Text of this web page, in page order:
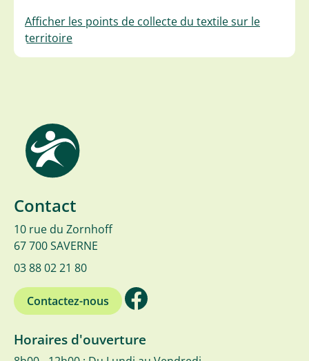
Afficher les points de collecte du textile sur le
territoire
Contact
10 rue du Zornhoff
67 700 SAVERNE
03 88 02 21 80
Contactez-nous
Horaires d'ouverture